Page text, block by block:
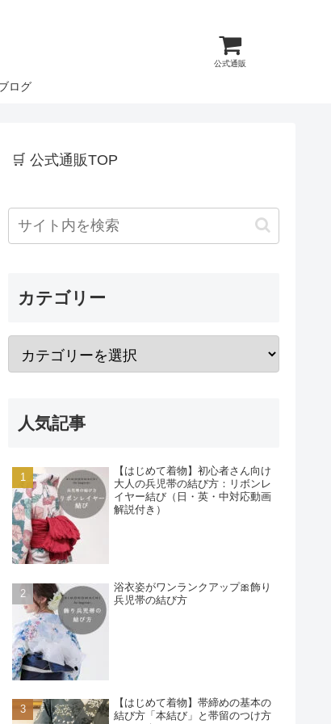
公式通販
ログ
🛒 公式通販TOP
カテゴリー
人気記事
【はじめて着物】初心者さん向け
大人の兵児帯の結び方：リボンレ
イヤー結び（日・英・中対応動画
解説付き）
浴衣姿がワンランクアップ🎀飾り
兵児帯の結び方
【はじめて着物】帯締めの基本の
結び方「本結び」と帯留のつけ方